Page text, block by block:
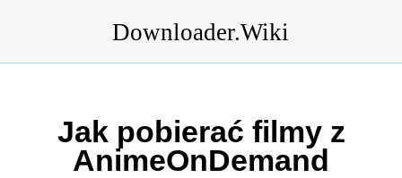
Downloader.Wiki
Jak pobierać filmy z
AnimeOnDemand